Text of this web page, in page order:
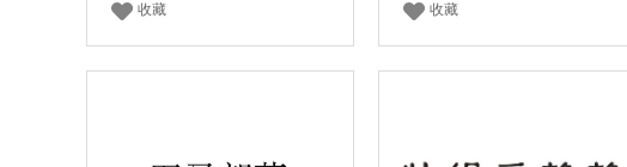
收藏
收藏